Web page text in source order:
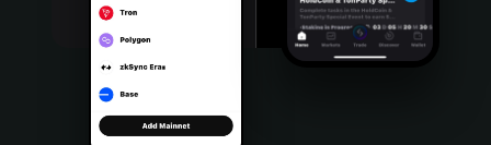
Português (Brasil)
Español (Argentina)